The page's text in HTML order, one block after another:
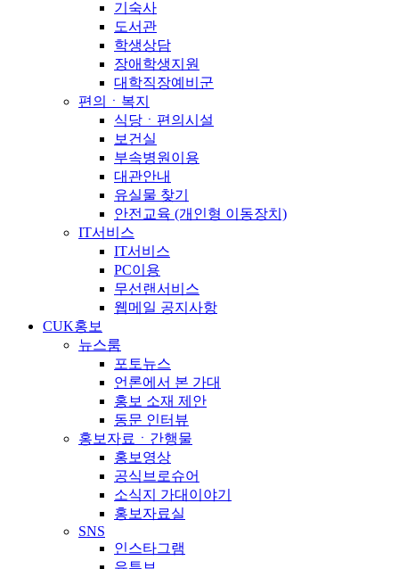
기숙사
도서관
학생상담
장애학생지원
대학직장예비군
편의ㆍ복지
식당ㆍ편의시설
보건실
부속병원이용
대관안내
유실물 찾기
안전교육 (개인형 이동장치)
IT서비스
IT서비스
PC이용
무선랜서비스
웹메일 공지사항
CUK홍보
뉴스룸
포토뉴스
언론에서 본 가대
홍보 소재 제안
동문 인터뷰
홍보자료ㆍ간행물
홍보영상
공식브로슈어
소식지 가대이야기
홍보자료실
SNS
인스타그램